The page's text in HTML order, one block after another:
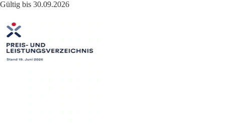
Gültig bis 30.09.2026